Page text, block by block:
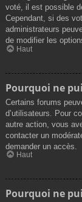
voté, il est possible
Cependant, si des
administrateurs
de modifier les
Haut
Pourquoi ne
Certains forums
d’utilisateurs. Pour
autre action, vous
contacter un
demander un accès.
Haut
Pourquoi ne